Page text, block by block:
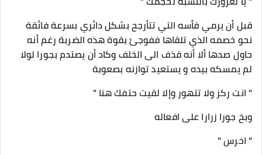
قبل أن يرمي فأسه التي تتأرجح بشكل دائري بسرعة فائقة
نحو خصمه الذي تلقاها ففوجئ بقوة هذه الضربة رغم أنه
حاول صدها ألا أنه قذف الى الخلف وكاد أن يصتدم بجورا لولا
لم يمسكه بيده و يستعيد توازنه بصعوبة
" انت ركز ولا تتهور وإلا لقيت حتفك هنا "
وبخ جورا زرارا على افعاله
" اخرس "